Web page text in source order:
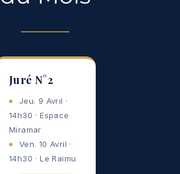
Juré N°2
Jeu. 9 Avril ·
14h30 · Espace
Miramar
Ven. 10 Avril ·
14h30 · Le Raimu